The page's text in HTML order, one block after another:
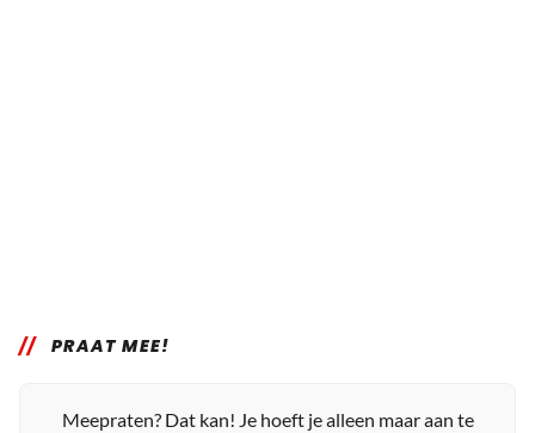
PRAAT MEE!
Meepraten? Dat kan! Je hoeft je alleen maar aan te